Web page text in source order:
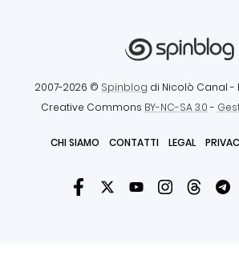
2007-2026 © Spinblog di Nicolò Canal -
Creative Commons BY-NC-SA 3.0-
CHI SIAMO CONTATTI LEGAL